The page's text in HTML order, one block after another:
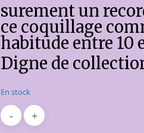
surement un
ce coquillage
habitude entre 10
Digne de
En stock